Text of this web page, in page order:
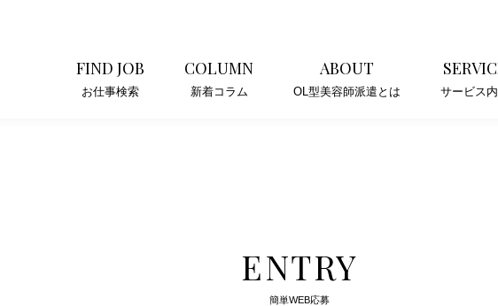
FIND JOB
お仕事検索
COLUMN
新着コラム
ABOUT
OL型美容師派遣とは サービス
ENTRY
簡単WEB応募